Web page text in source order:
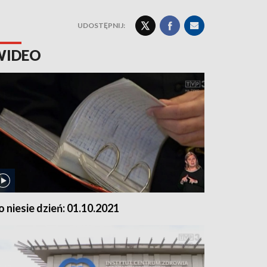
UDOSTĘPNIJ:
niesie dzień: 01.10.2021